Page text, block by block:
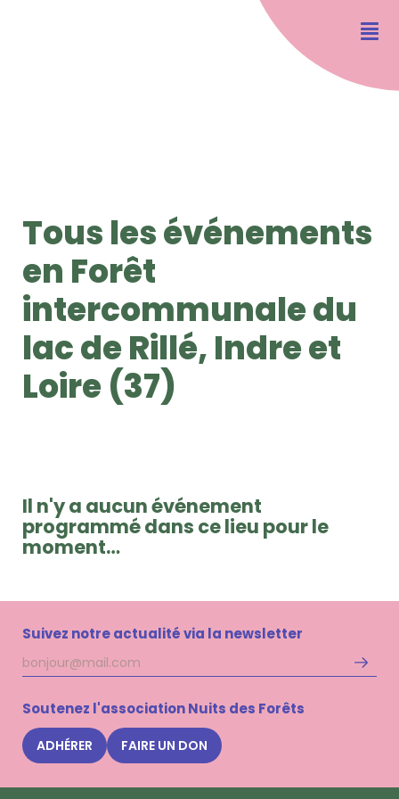
Tous les événements
en Forêt
intercommunale du
lac de Rillé, Indre et
Loire (37)
Il n'y a aucun événement
programmé dans ce lieu pour le
moment…
Suivez notre actualité via la newsletter
Adresse
mail
Soutenez l'association Nuits des Forêts
ADHÉRER FAIRE UN DON